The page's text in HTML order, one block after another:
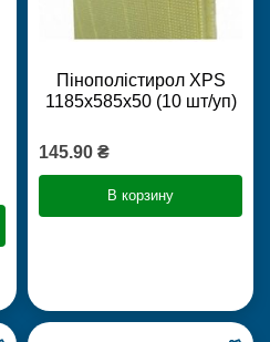
Пінополістирол XPS
1185х585х50 (10 шт/уп)
145.90 ₴
В корзину